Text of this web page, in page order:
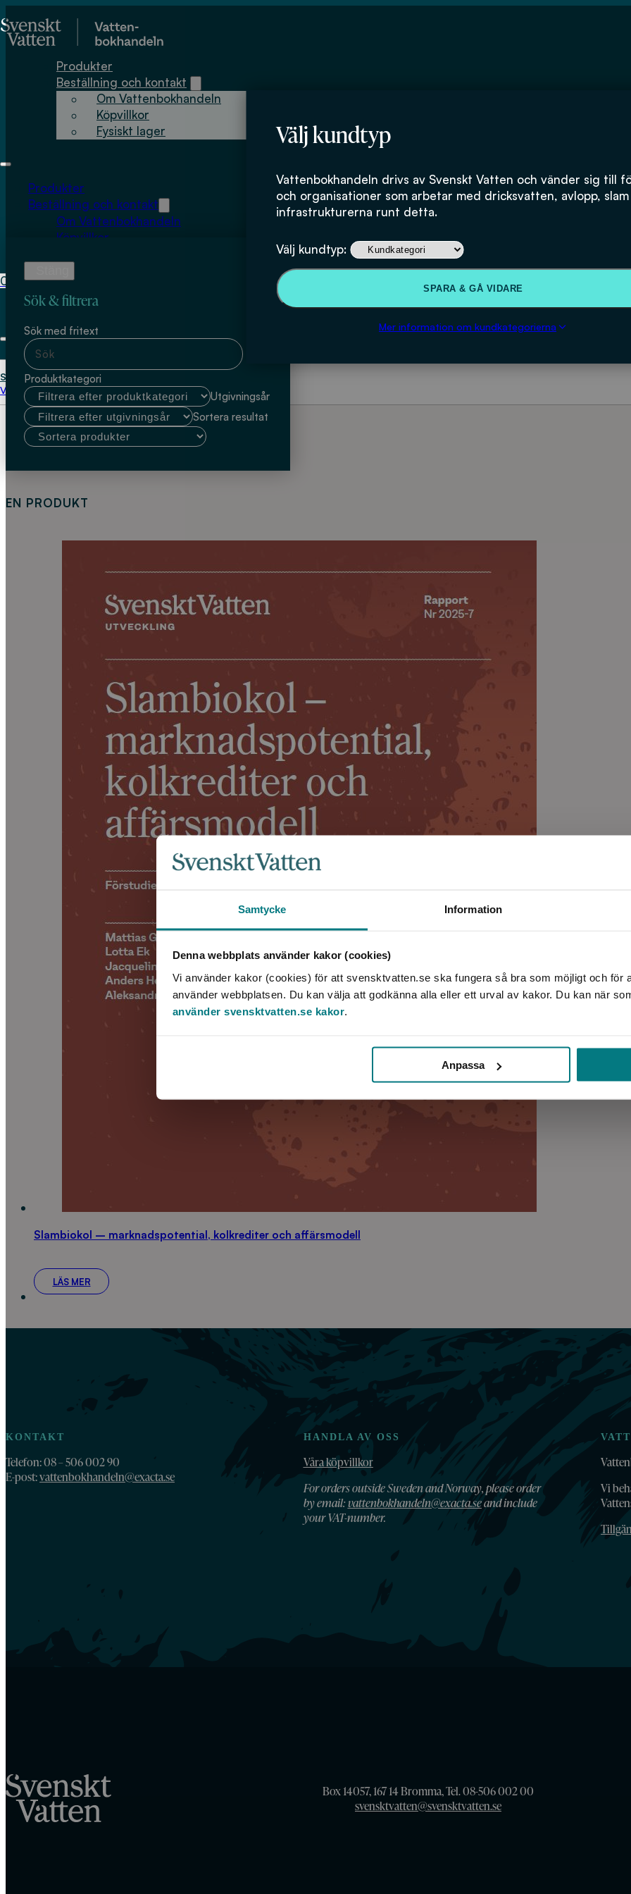
Samtycke Information
Denna webbplats använder kakor (cookies)
Vi använder kakor (cookies) för att svensktvatten.se ska fungera så bra som möjligt och för
använder webbplatsen. Du kan välja att godkänna alla eller ett urval av kakor. Du kan när
använder svensktvatten.se kakor.
Anpassa
Välj kundtyp
Vattenbokhandeln drivs av Svenskt Vatten och vänder sig till
och organisationer som arbetar med dricksvatten, avlopp,
infrastrukturerna runt detta.
Välj kundtyp:
SPARA & GÅ VIDARE
Mer information om kundkategorierna
Produkter
Beställning och kontakt
Om Vattenbokhandeln
Köpvillkor
Fysiskt lager
Produkter
Beställning och kontakt
Om Vattenbokhandeln
Köpvillkor
0
kr
Inga produkter i varukorgen.
Start Jacqueline Hellmann
Välj kundtyp
Jacqueline Hellmann
Sök & filtrera
Sök med fritext
Produktkategori
Utgivningsår
Sortera resultat
EN PRODUKT
Slambiokol – marknadspotential, kolkrediter och affärsmodell
LÄS MER
KONTAKT
Telefon: 08 – 506 002 90
E-post:vattenbokhandeln@exacta.se
HANDLA AV OSS
Våra köpvillkor
For orders outside Sweden and Norway, please order
by email:vattenbokhandeln@exacta.seand include
your VAT-number.
Vi
Box 14057, 167 14 Bromma, Tel. 08-506 002 00
svensktvatten@svensktvatten.se